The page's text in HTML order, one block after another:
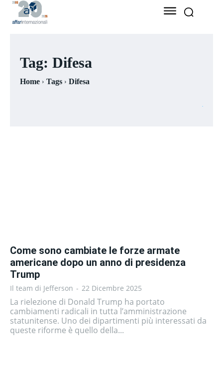
Tag: Difesa
Home Tags Difesa
Come sono cambiate le forze armate
americane dopo un anno di presidenza
Trump
Il team di Jefferson - 22 Dicembre 2025
La rielezione di Donald Trump ha portato
cambiamenti radicali in tutta l’amministrazione
statunitense. Uno dei dipartimenti più interessati da
queste riforme è quello della...